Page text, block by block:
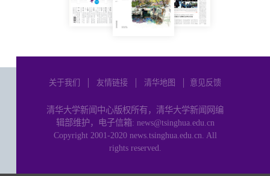
关于我们 友情链接 清华地图 意见反馈
清华大学新闻中心版权所有，清华大学新闻网编
辑部维护，电子信箱: news@tsinghua.edu.cn
Copyright 2001-2020 news.tsinghua.edu.cn. All
rights reserved.